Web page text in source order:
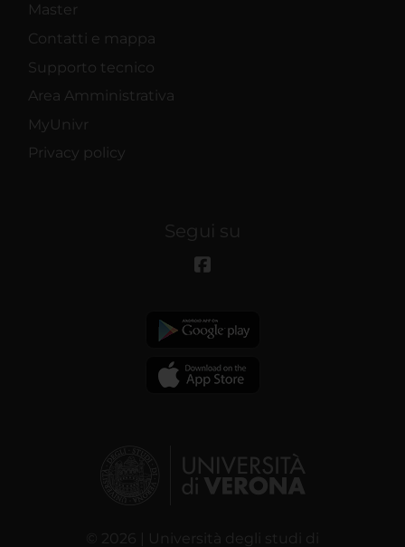
Master
Contatti e mappa
Supporto tecnico
Area Amministrativa
MyUnivr
Privacy policy
Segui su
© 2026 | Università degli studi di